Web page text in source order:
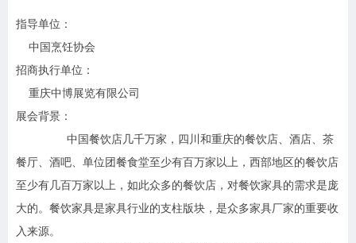
指导单位：
中国烹饪协会
招商执行单位：
重庆中博展览有限公司
展会背景：
中国餐饮店几千万家，四川和重庆的餐饮店、酒店、茶
餐厅、酒吧、单位团餐食堂至少有百万家以上，西部地区的餐饮店
至少有几百万家以上，如此众多的餐饮店，对餐饮家具的需求是庞
大的。餐饮家具是家具行业的支柱版块，是众多家具厂家的重要收
入来源。